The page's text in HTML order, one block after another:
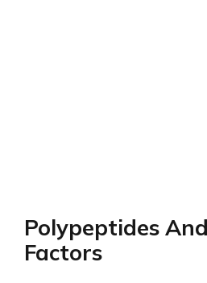
Polypeptides
Factors